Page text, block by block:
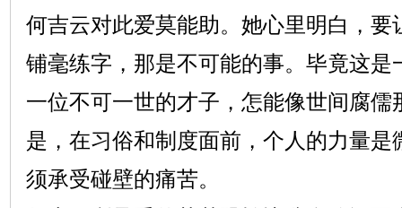
何吉云对此爱莫能助。她心里明白，要
铺毫练字，那是不可能的事。毕竟这是
一位不可一世的才子，怎能像世间腐儒
是，在习俗和制度面前，个人的力量是
须承受碰壁的痛苦。